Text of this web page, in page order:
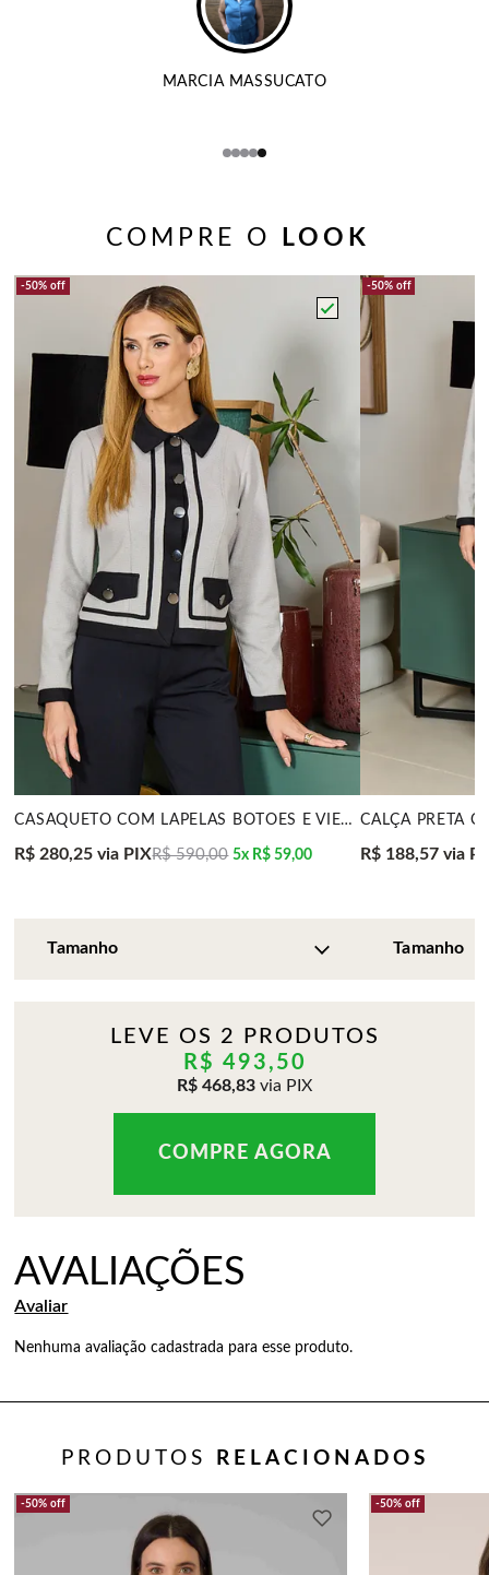
MARCIA MASSUCATO
COMPRE O LOOK
50% off
CASAQUETO COM LAPELAS BOTÕES E VIÉS CINZA MIRA VES
R$ 280,25 via PIXR$ 590,00 5x R$ 59,00
50% off
R$ 188,57 via
LEVE OS 2 PRODUTOS
R$ 493,50
R$ 468,83 via PIX
Nenhuma avaliação cadastrada para esse produto.
PRODUTOS RELACIONADOS
50% off 50% off